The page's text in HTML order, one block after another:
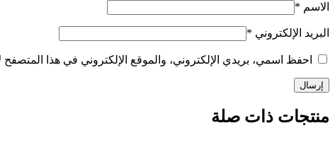
الاسم *
البريد الإلكتروني *
احفظ اسمي، بريدي الإلكتروني، والموقع الإلكتروني في هذا المتصفح
منتجات ذات صلة